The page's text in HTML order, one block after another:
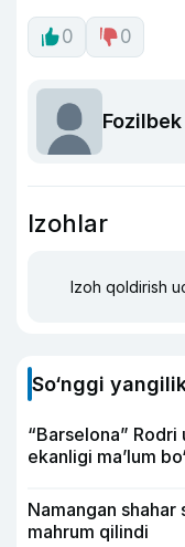
0 0
Izohlar
Izoh qoldirish
So‘nggi
“Barselona” Rodri
ekanligi ma’lum
Namangan
mahrum qilindi